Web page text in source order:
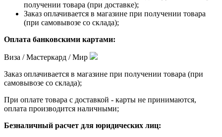
получении товара (при доставке);
Заказ оплачивается в магазине при получении товара
(при самовывозе со склада);
Оплата банковскими картами:
Виза / Мастеркард / Мир
Заказ оплачивается в магазине при получении товара (при
самовывозе со склада);
При оплате товара с доставкой - карты не принимаются,
оплата производится наличными;
Безналичный расчет для юридических лиц: